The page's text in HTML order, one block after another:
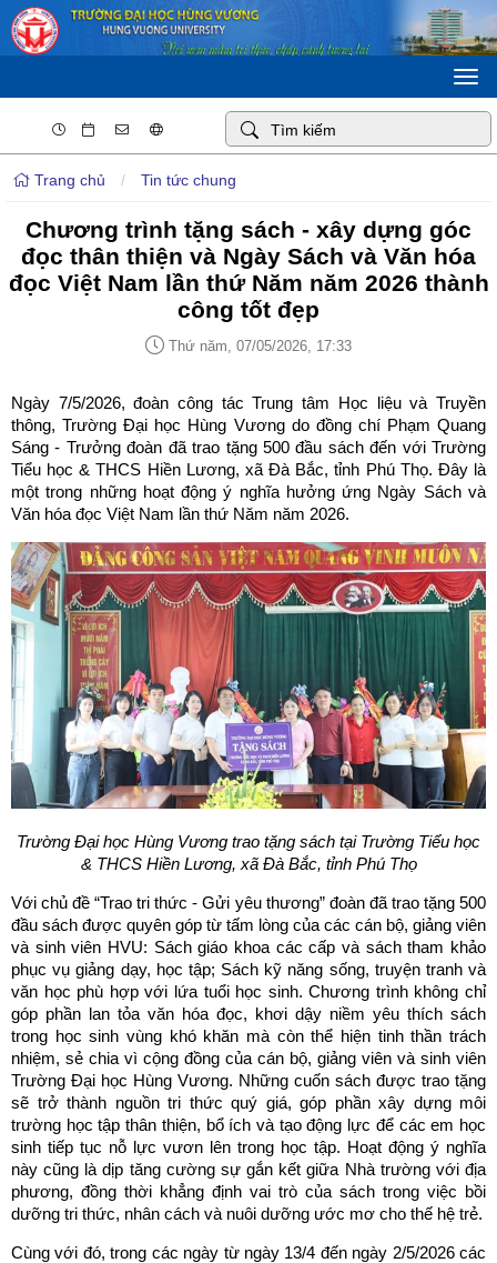
Trang chủ / Tin tức chung
Chương trình tặng sách - xây dựng góc
đọc thân thiện và Ngày Sách và Văn hóa
đọc Việt Nam lần thứ Năm năm 2026 thành
công tốt đẹp
Thứ năm, 07/05/2026, 17:33
Ngày 7/5/2026, đoàn công tác Trung tâm Học liệu và Truyền
thông, Trường Đại học Hùng Vương do đồng chí Phạm Quang
Sáng - Trưởng đoàn đã trao tặng 500 đầu sách đến với Trường
Tiểu học & THCS Hiền Lương, xã Đà Bắc, tỉnh Phú Thọ. Đây là
một trong những hoạt động ý nghĩa hưởng ứng Ngày Sách và
Văn hóa đọc Việt Nam lần thứ Năm năm 2026.
Trường Đại học Hùng Vương trao tặng sách tại Trường Tiểu học
& THCS Hiền Lương, xã Đà Bắc, tỉnh Phú Thọ
Với chủ đề “Trao tri thức - Gửi yêu thương” đoàn đã trao tặng 500
đầu sách được quyên góp từ tấm lòng của các cán bộ, giảng viên
và sinh viên HVU: Sách giáo khoa các cấp và sách tham khảo
phục vụ giảng dạy, học tập; Sách kỹ năng sống, truyện tranh và
văn học phù hợp với lứa tuổi học sinh. Chương trình không chỉ
góp phần lan tỏa văn hóa đọc, khơi dậy niềm yêu thích sách
trong học sinh vùng khó khăn mà còn thể hiện tinh thần trách
nhiệm, sẻ chia vì cộng đồng của cán bộ, giảng viên và sinh viên
Trường Đại học Hùng Vương. Những cuốn sách được trao tặng
sẽ trở thành nguồn tri thức quý giá, góp phần xây dựng môi
trường học tập thân thiện, bổ ích và tạo động lực để các em học
sinh tiếp tục nỗ lực vươn lên trong học tập. Hoạt động ý nghĩa
này cũng là dịp tăng cường sự gắn kết giữa Nhà trường với địa
phương, đồng thời khẳng định vai trò của sách trong việc bồi
dưỡng tri thức, nhân cách và nuôi dưỡng ước mơ cho thế hệ trẻ.
Cùng với đó, trong các ngày từ ngày 13/4 đến ngày 2/5/2026 các